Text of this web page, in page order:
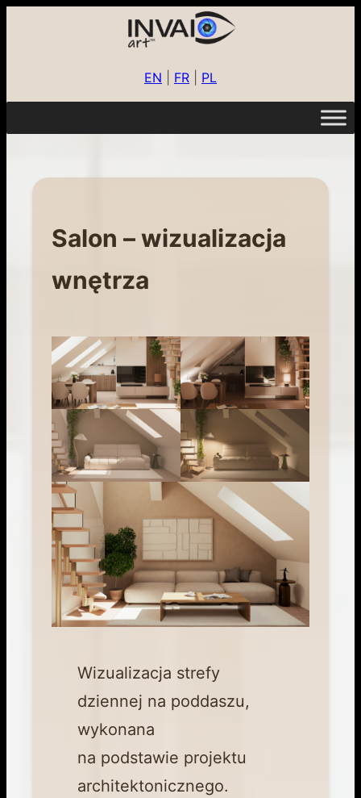
EN FR PL
Salon – wizualizacja
wnętrza
Wizualizacja strefy
dziennej na poddaszu,
wykonana
na podstawie projektu
architektonicznego.